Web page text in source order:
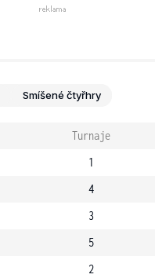
Smíšené čtyřhry
Turnaje
1
4
3
5
2